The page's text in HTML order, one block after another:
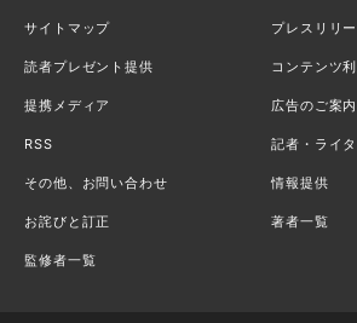
サイトマップ プレスリリ
読者プレゼント提供 コンテンツ
提携メディア 広告のご案内
RSS 記者・ライ
その他、お問い合わせ 情報提供
お詫びと訂正 著者一覧
監修者一覧